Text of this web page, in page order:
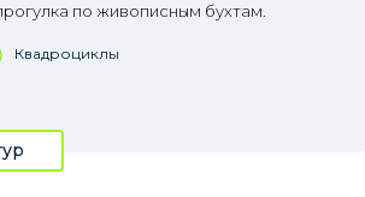
по живописным бухтам.
Квадроциклы